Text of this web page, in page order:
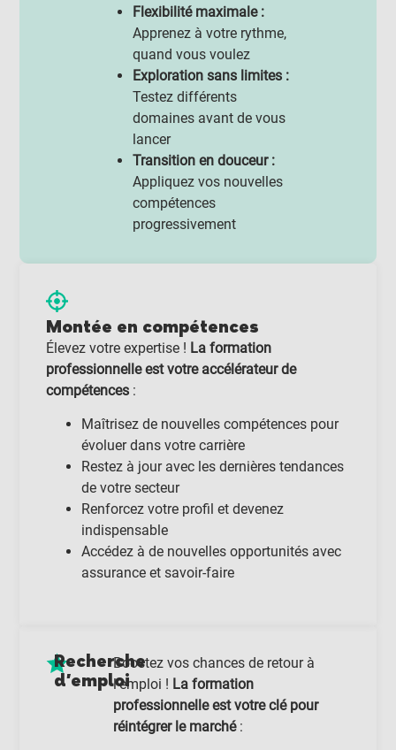
Flexibilité maximale :
Apprenez à votre rythme,
quand vous voulez
Exploration sans limites :
Testez différents
domaines avant de vous
lancer
Transition en douceur :
Appliquez vos nouvelles
compétences
progressivement
Montée en compétences
Élevez votre expertise ! La formation
professionnelle est votre accélérateur de
compétences :
Maîtrisez de nouvelles compétences pour
évoluer dans votre carrière
Restez à jour avec les dernières tendances
de votre secteur
Renforcez votre profil et devenez
indispensable
Accédez à de nouvelles opportunités avec
assurance et savoir-faire
Recherche
d'emploi
Boostez vos chances de retour à
l’emploi ! La formation
professionnelle est votre clé pour
réintégrer le marché: